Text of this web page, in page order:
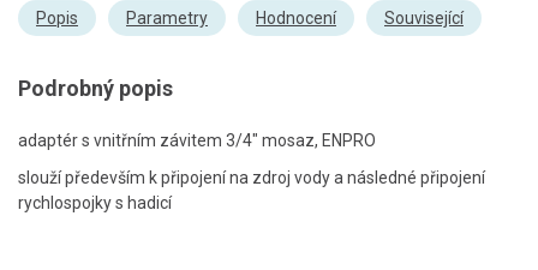
Popis Parametry Hodnocení Související
Podrobný popis
adaptér s vnitřním závitem 3/4" mosaz, ENPRO
slouží především k připojení na zdroj vody a následné připojení
rychlospojky s hadicí